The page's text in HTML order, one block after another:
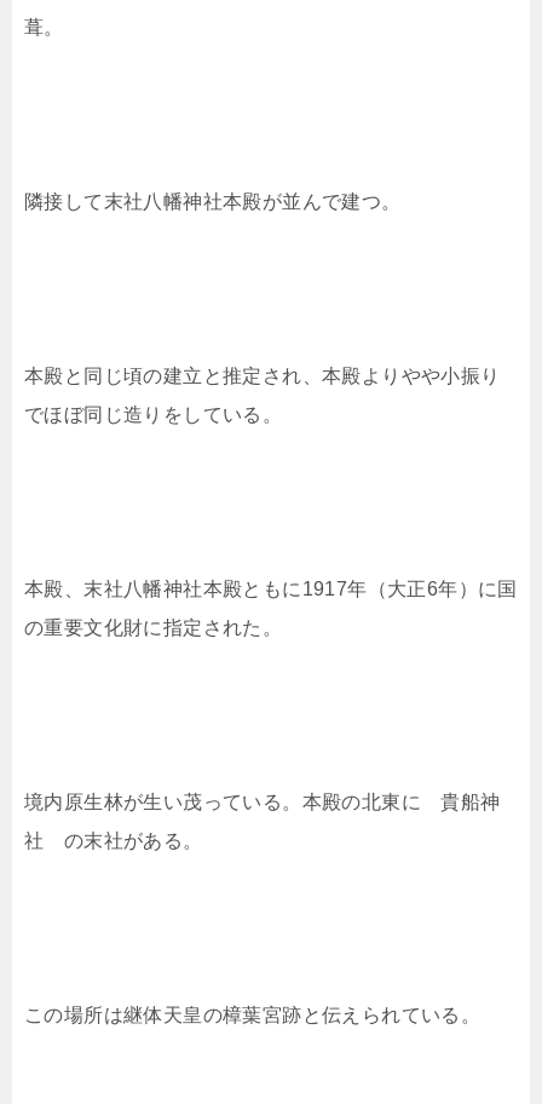
葺。
隣接して末社八幡神社本殿が並んで建つ。
本殿と同じ頃の建立と推定され、本殿よりやや小振り
でほぼ同じ造りをしている。
本殿、末社八幡神社本殿ともに1917年（大正6年）に国
の重要文化財に指定された。
境内原生林が生い茂っている。本殿の北東に 貴船神
社 の末社がある。
この場所は継体天皇の樟葉宮跡と伝えられている。